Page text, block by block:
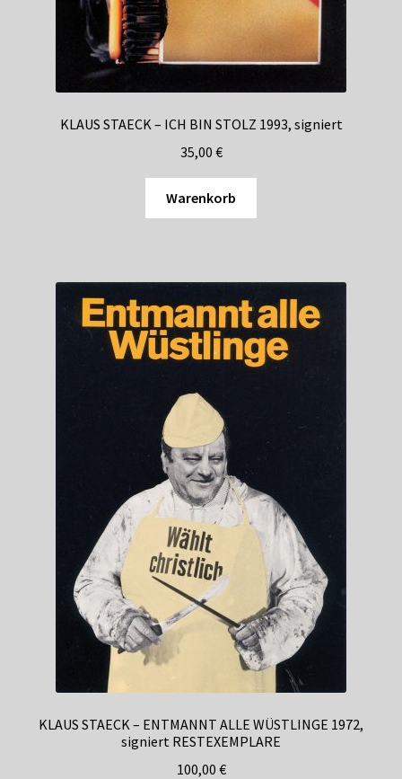
KLAUS STAECK – ICH BIN STOLZ 1993, signiert
35,00 €
Warenkorb
KLAUS STAECK – ENTMANNT ALLE WÜSTLINGE 1972,
signiert RESTEXEMPLARE
100,00 €